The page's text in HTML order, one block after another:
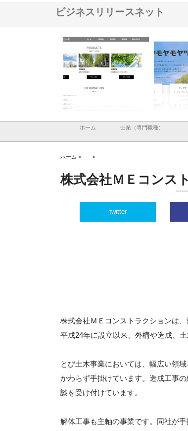
ビジネスリリースネット
イトが提供する充実した情報内
株式会社
ホーム 士業（専門職種）
ホーム > >
株式会社ＭＥコンス
twitter
株式会社ＭＥコンストラクションは
平成24年に設立以来、外構や造成、
とび土木事業においては、幅広い領
かわらず手掛けています。造成工事
談を受け付けています。
解体工事も主軸の事業です。同社が